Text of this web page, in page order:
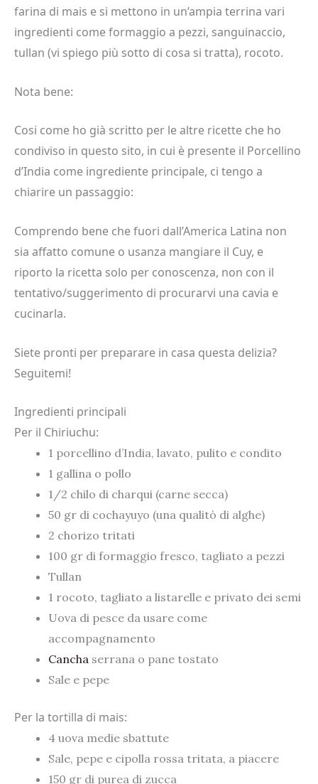
farina di mais e si mettono in un’ampia terrina vari
ingredienti come formaggio a pezzi, sanguinaccio,
tullan (vi spiego più sotto di cosa si tratta), rocoto.
Nota bene:
Cosi come ho già scritto per le altre ricette che ho
condiviso in questo sito, in cui è presente il Porcellino
d’India come ingrediente principale, ci tengo a
chiarire un passaggio:
Comprendo bene che fuori dall’America Latina non
sia affatto comune o usanza mangiare il Cuy, e
riporto la ricetta solo per conoscenza, non con il
tentativo/suggerimento di procurarvi una cavia e
cucinarla.
Siete pronti per preparare in casa questa delizia?
Seguitemi!
Ingredienti principali
Per il Chiriuchu:
1 porcellino d’India, lavato, pulito e condito
1 gallina o pollo
1/2 chilo di charqui (carne secca)
50 gr di cochayuyo (una qualitò di alghe)
2 chorizo ​​tritati
100 gr di formaggio fresco, tagliato a pezzi
Tullan
1 rocoto, tagliato a listarelle e privato dei semi
Uova di pesce da usare come
accompagnamento
Cancha serrana o pane tostato
Sale e pepe
Per la tortilla di mais:
4 uova medie sbattute
Sale, pepe e cipolla rossa tritata, a piacere
150 gr di purea di zucca